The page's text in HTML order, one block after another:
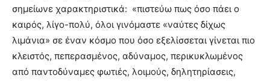
σημείωνε χαρακτηριστικά: «πιστεύω πως όσο πάει ο
καιρός, λίγο-πολύ, όλοι γινόμαστε «ναύτες δίχως
λιμάνια» σε έναν κόσμο που όσο εξελίσσεται γίνεται πιο
κλειστός, πεπερασμένος, αδύναμος, περικυκλωμένος
από παντοδύναμες φωτιές, λοιμούς, δηλητηρίασεις,